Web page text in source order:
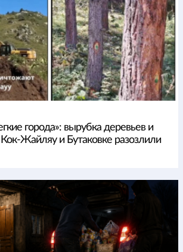
города»: вырубка деревьев и
Жайляу и Бутаковке разозлили